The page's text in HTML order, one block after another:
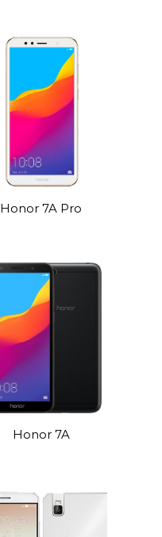
Honor 7A Pro
Honor 7A